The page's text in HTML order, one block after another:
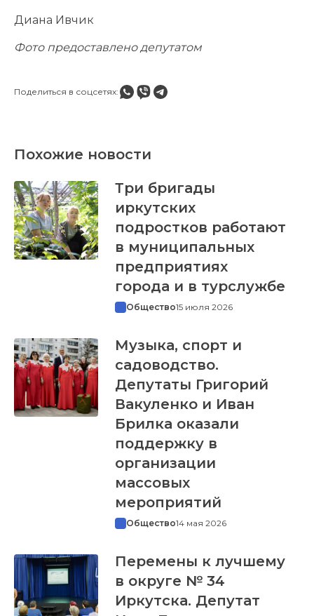
Диана Ивчик
Фото предоставлено депутатом
Поделиться в соцсетях:
Похожие новости
Три бригады
иркутских
подростков работают
в муниципальных
предприятиях
города и в турслужбе
Общество15 июля 2026
Музыка, спорт и
садоводство.
Депутаты Григорий
Вакуленко и Иван
Брилка оказали
поддержку в
организации
массовых
мероприятий
Общество14 мая 2026
Перемены к лучшему
в округе № 34
Иркутска. Депутат